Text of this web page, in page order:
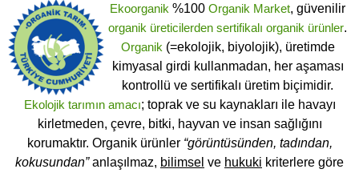
Ekoorganik %100 Organik Market, güvenilir
organik üreticilerden sertifikalı organik ürünler.
Organik (=ekolojik, biyolojik), üretimde
kimyasal girdi kullanmadan, her aşaması
kontrollü ve sertifikalı üretim biçimidir.
Ekolojik tarımın amacı; toprak ve su kaynakları ile havayı
kirletmeden, çevre, bitki, hayvan ve insan sağlığını
korumaktır. Organik ürünler “görüntüsünden, tadından,
kokusundan”anlaşılmaz, bilimsel ve hukuki kriterlere göre